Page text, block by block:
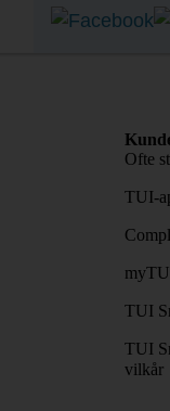
Ofte
TUI-
TUI
TUI
vilkår